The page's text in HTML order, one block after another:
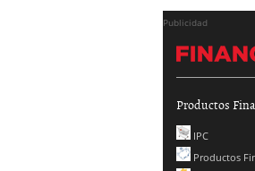
Publicidad
Productos
IPC
Productos